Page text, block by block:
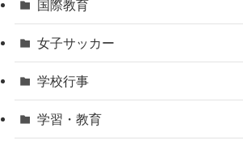
国際教育
女子サッカー
学校行事
学習・教育